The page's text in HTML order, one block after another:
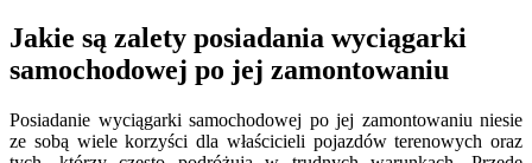
Jakie są zalety posiadania wyciągarki
samochodowej po jej zamontowaniu
Posiadanie wyciągarki samochodowej po jej zamontowaniu niesie
ze sobą wiele korzyści dla właścicieli pojazdów terenowych oraz